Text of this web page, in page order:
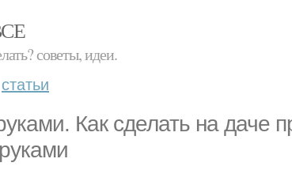
советы, идеи.
статьи
Как сделать на даче